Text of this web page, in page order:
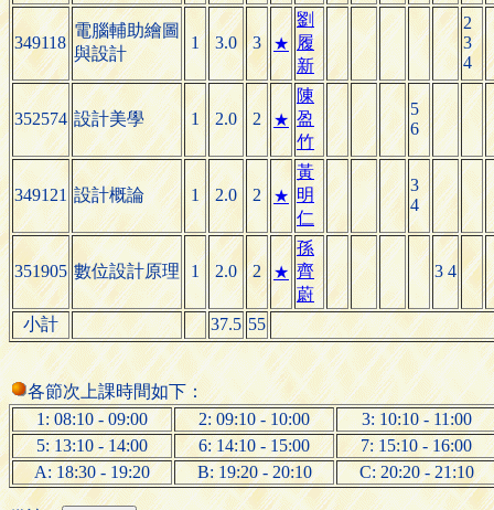
349118
電腦輔助繪圖
與設計
1 3.0 3 ★
劉
履
新
2
3
4
352574 設計美學 1 2.0 2 ★
陳
盈
竹
5
6
349121 設計概論 1 2.0 2 ★
黃
明
仁
3
4
351905 數位設計原理 1 2.0 2 ★
孫
齊
蔚
3 4
小計 37.5 55
各節次上課時間如下：
1: 08:10 - 09:00
2: 09:10 - 10:00
3: 10:10 - 11:00
5: 13:10 - 14:00
6: 14:10 - 15:00
7: 15:10 - 16:00
A: 18:30 - 19:20
B: 19:20 - 20:10 C: 20:20 - 21:10